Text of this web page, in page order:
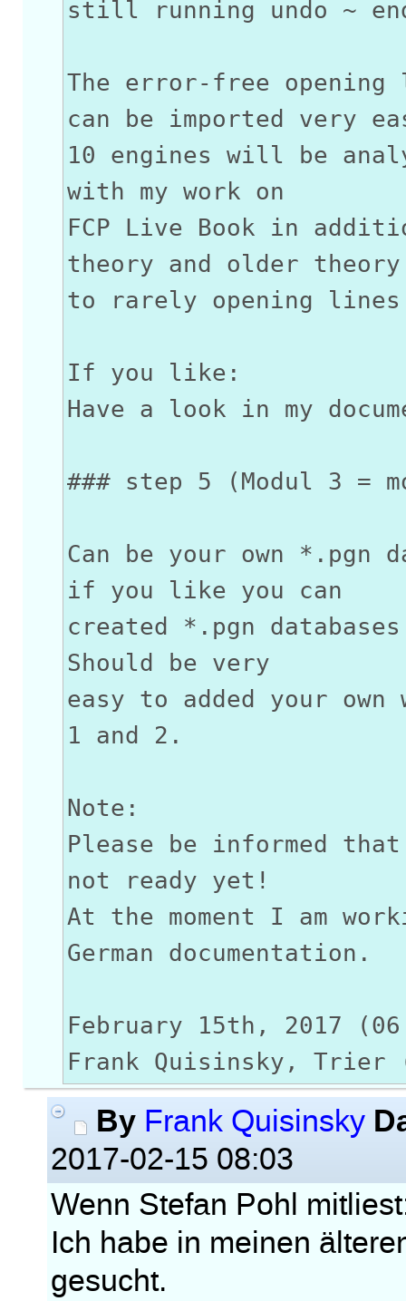
still running undo ~
The error-free
can be imported very
10 engines will be
with my work on
FCP Live Book in
theory and older
to rarely opening
If you like:
Have a look in my
### step 5 (Modul 3 =
Can be your own *.pgn
if you like you can
created *.pgn
Should be very
easy to added your
1 and 2.
Note:
Please be informed
not ready yet!
At the moment I am
German documentation.
February 15th, 2017
Frank Quisinsky, Trier
By Frank Quisinsky
2017-02-15 08:03
Wenn Stefan Pohl
Ich habe in meinen
gesucht.